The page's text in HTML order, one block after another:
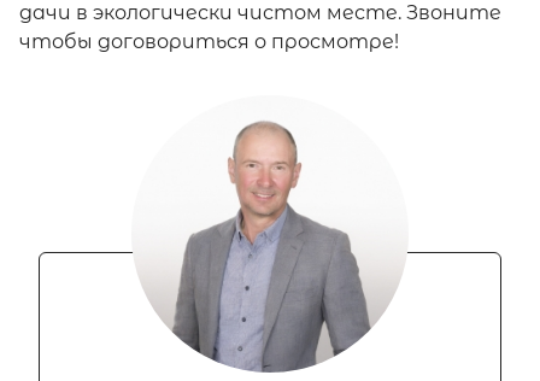
дачи в экологически чистом месте. Звоните
чтобы договориться о просмотре!